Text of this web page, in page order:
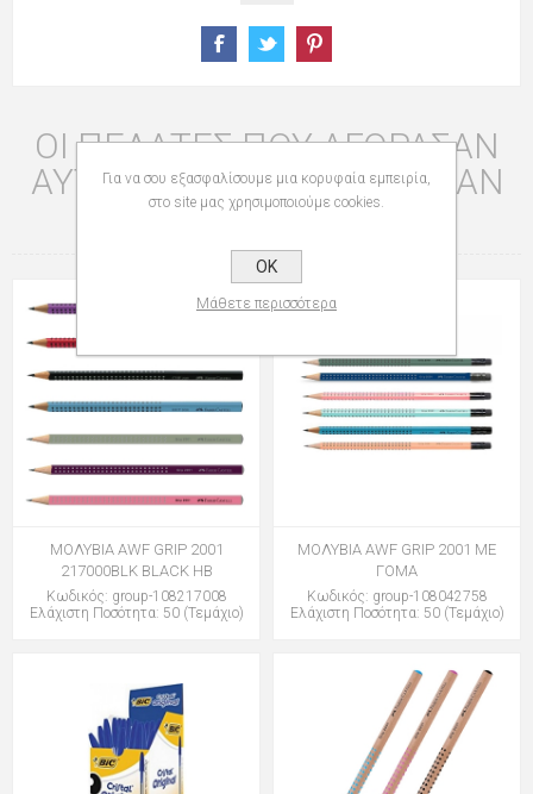
ΟΙ ΠΕΛΆΤΕΣ ΠΟΥ ΑΓΌΡΑΣΑΝ
ΑΥΤΌ ΤΟ ΠΡΟΪΌΝ ΑΓΌΡΑΣΑΝ
ΕΠΊΣΗΣ
ΜΟΛΥΒΙΑ AWF GRIP 2001
217000BLK BLACK HB
Κωδικός: group-108217008
Ελάχιστη Ποσότητα: 50 (Τεμάχιο)
ΜΟΛΥΒΙΑ AWF GRIP 2001 ME
ΓΟΜΑ
Κωδικός: group-108042758
Ελάχιστη Ποσότητα: 50 (Τεμάχιο)
Για να σου εξασφαλίσουμε μια κορυφαία εμπειρία,
στο site μας χρησιμοποιούμε cookies.
OK
Μάθετε περισσότερα